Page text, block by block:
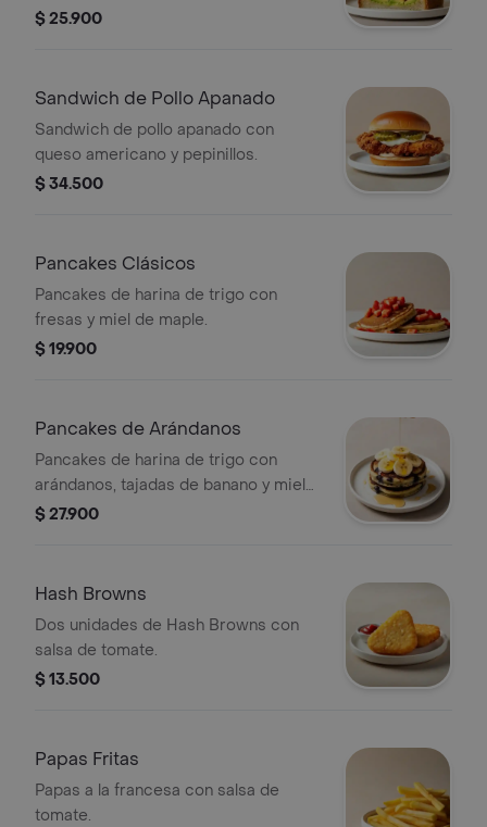
mayonesa picante.
$ 25.900
Sandwich de Pollo Apanado
Sandwich de pollo apanado con
queso americano y pepinillos.
$ 34.500
Pancakes Clásicos
Pancakes de harina de trigo con
fresas y miel de maple.
$ 19.900
Pancakes de Arándanos
Pancakes de harina de trigo con
arándanos, tajadas de banano y miel
de maple.
$ 27.900
Hash Browns
Dos unidades de Hash Browns con
salsa de tomate.
$ 13.500
Papas Fritas
Papas a la francesa con salsa de
tomate.